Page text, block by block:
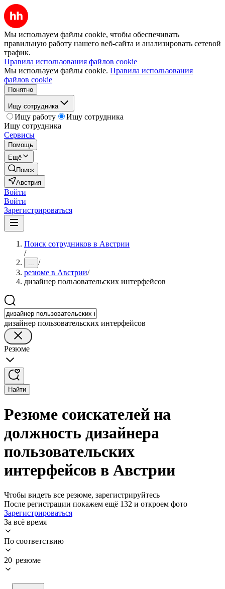
Мы используем файлы cookie, чтобы обеспечивать
правильную работу нашего веб-сайта и анализировать сетевой
трафик.
Правила использования файлов cookie
Мы используем файлы cookie. Правила использования
файлов cookie
Понятно
Ищу сотрудника
Ищу работу
Ищу сотрудника
Ищу сотрудника
Сервисы
Помощь
Ещё
Поиск
Австрия
Войти
Войти
Зарегистрироваться
Поиск сотрудников в Австрии
/
... /
резюме в Австрии/
дизайнер пользовательских интерфейсов
дизайнер пользовательских интерфейсов
Резюме
Найти
Резюме соискателей на
должность дизайнера
пользовательских
интерфейсов в Австрии
Чтобы видеть все резюме, зарегистрируйтесь
После регистрации покажем ещё 132 и откроем фото
Зарегистрироваться
За всё время
По соответствию
20 резюме